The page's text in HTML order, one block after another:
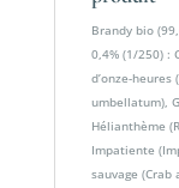
Brandy bio
0,4% (1/250) :
d’onze-
umbellatum),
Hélianthème
Impatiente
sauvage